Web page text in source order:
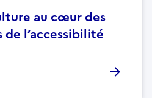
au cœur des
l’accessibilité